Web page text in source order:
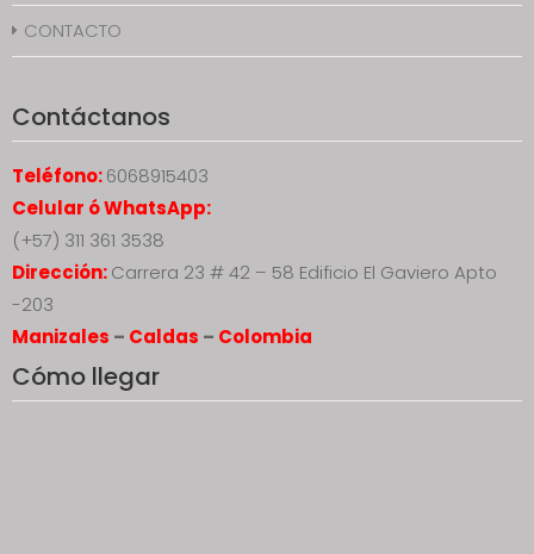
CONTACTO
Contáctanos
Teléfono:6068915403
Celular ó WhatsApp:
(+57) 311 361 3538
Dirección:Carrera 23 # 42 – 58 Edificio El Gaviero Apto
-203
Manizales – Caldas – Colombia
Cómo llegar